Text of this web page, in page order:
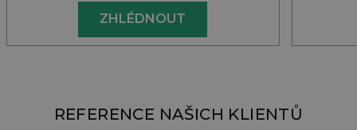
ZHLÉDNOUT
REFERENCE NAŠICH KLIENTŮ